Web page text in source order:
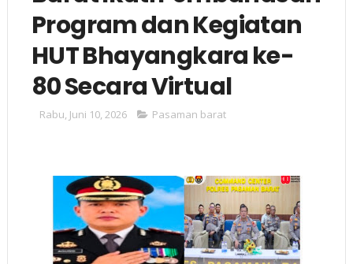
Program dan Kegiatan
HUT Bhayangkara ke-
80 Secara Virtual
Rabu, Juni 10, 2026 Pasaman barat